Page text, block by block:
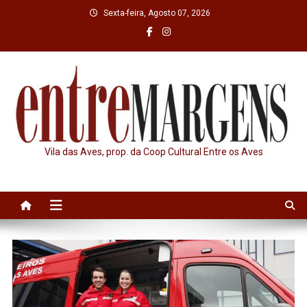
Sexta-feira, Agosto 07, 2026
Vila das Aves, prop. da Coop Cultural Entre os Aves